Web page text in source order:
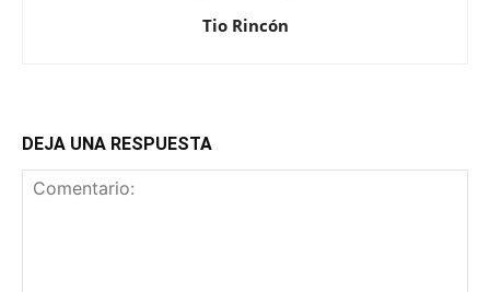
Tio Rincón
DEJA UNA RESPUESTA